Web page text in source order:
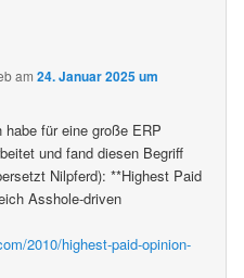
am24. Januar 2025 um
für eine große ERP
und fand diesen Begriff
Nilpferd): **Highest Paid
Asshole-driven
2010/highest-paid-opinion-